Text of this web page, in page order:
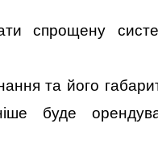
спрощену
та його
буде